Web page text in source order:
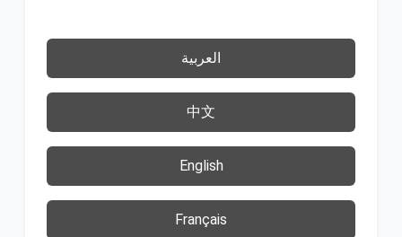
العربية
中文
English
Français